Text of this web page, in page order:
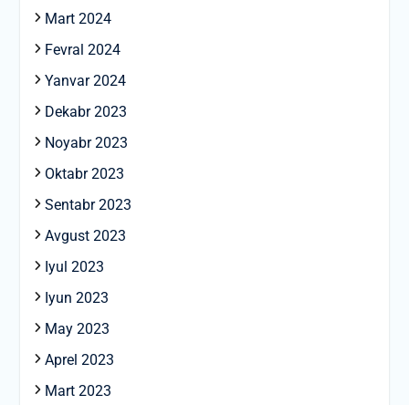
Mart 2024
Fevral 2024
Yanvar 2024
Dekabr 2023
Noyabr 2023
Oktabr 2023
Sentabr 2023
Avgust 2023
Iyul 2023
Iyun 2023
May 2023
Aprel 2023
Mart 2023